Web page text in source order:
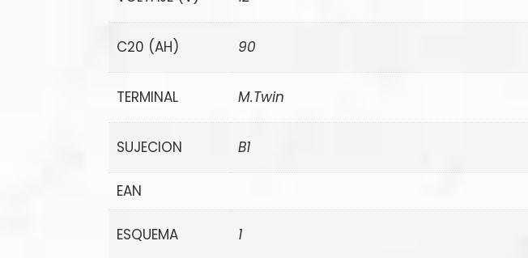
C20 (AH) 90
TERMINAL M.Twin
SUJECION B1
EAN
ESQUEMA 1